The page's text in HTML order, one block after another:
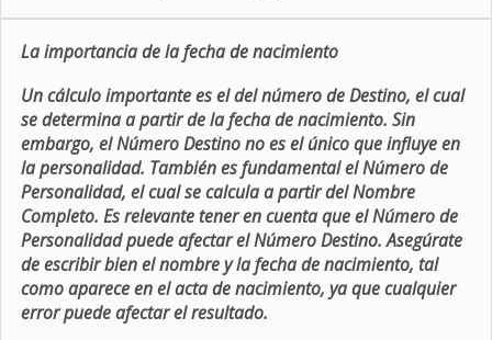
La importancia de la fecha de nacimiento
Un cálculo importante es el del número de Destino, el cual
se determina a partir de la fecha de nacimiento. Sin
embargo, el Número Destino no es el único que influye en
la personalidad. También es fundamental el Número de
Personalidad, el cual se calcula a partir del Nombre
Completo. Es relevante tener en cuenta que el Número de
Personalidad puede afectar el Número Destino. Asegúrate
de escribir bien el nombre y la fecha de nacimiento, tal
como aparece en el acta de nacimiento, ya que cualquier
error puede afectar el resultado.